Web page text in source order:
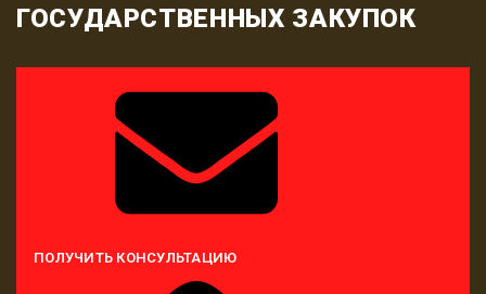
ГОСУДАРСТВЕННЫХ ЗАКУПОК
ПОЛУЧИТЬ КОНСУЛЬТАЦИЮ